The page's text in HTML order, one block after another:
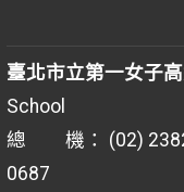
臺北市立第一女子
School
總 機： (02)
0687